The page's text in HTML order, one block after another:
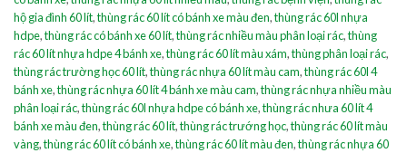
hộ gia đình 60 lít,thùng rác 60 lít có bánh xe màu đen,thùng rác 60l nhựa
hdpe,thùng rác có bánh xe 60 lít,thùng rác nhiều màu phân loại rác,thùng
rác 60 lít nhựa hdpe 4 bánh xe,thùng rác 60 lít màu xám,thùng phân loại rác,
thùng rác trường học 60 lít,thùng rác nhựa 60 lít màu cam,thùng rác 60l 4
bánh xe,thùng rác nhựa 60 lít 4 bánh xe màu cam,thùng rác nhựa nhiều màu
phân loại rác,thùng rác 60l nhựa hdpe có bánh xe,thùng rác nhưa 60 lít 4
bánh xe màu đen,thùng rác 60 lít,thùng rác trướng học,thùng rác 60 lít màu
vàng,thùng rác 60 lít có bánh xe,thùng rác 60 lít màu đen,thùng rác nhựa 60